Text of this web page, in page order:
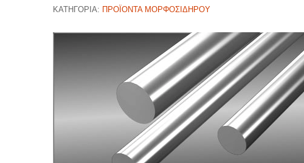
ΚΑΤΗΓΟΡΊΑ: ΠΡΟΪΌΝΤΑ ΜΟΡΦΟΣΊΔΗΡΟΥ